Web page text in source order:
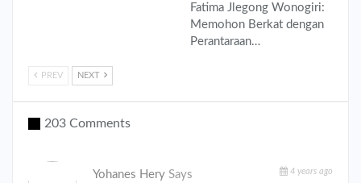
Fatima Jlegong Wonogiri:
Memohon Berkat dengan
Perantaraan…
PREV NEXT
203 Comments
Yohanes Hery Says 4 years ago